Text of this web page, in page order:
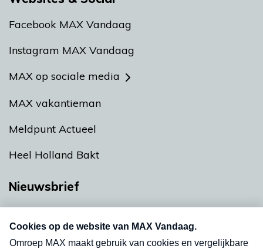
Facebook MAX Vandaag
Instagram MAX Vandaag
MAX op sociale media
MAX vakantieman
Meldpunt Actueel
Heel Holland Bakt
Nieuwsbrief
nieuwsbrief. Elke vrijdag- en dinsdagochtend in
uw mailbox.